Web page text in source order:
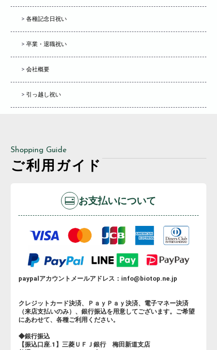
>各種記念日祝い
>卒業・退職祝い
>会社概要
> 引っ越し祝い
Shopping Guide
ご利用ガイド
お支払いについて
paypalアカウントメールアドレス：info@biotop.ne.jp
クレジットカード決済、ＰａｙＰａｙ決済、電子マネー決済
（来店支払いのみ）、銀行振込を用意してございます。ご希望
にあわせて、各種ご利用ください。
◆銀行振込
【振込口座.1】三菱ＵＦＪ銀行 梅田新道支店